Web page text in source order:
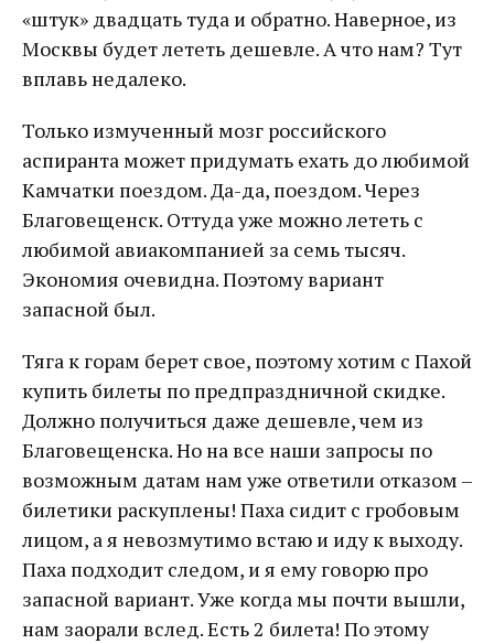
«штук» двадцать туда и обратно. Наверное, из
Москвы будет лететь дешевле. А что нам? Тут
вплавь недалеко.
Только измученный мозг российского
аспиранта может придумать ехать до любимой
Камчатки поездом. Да-да, поездом. Через
Благовещенск. Оттуда уже можно лететь с
любимой авиакомпанией за семь тысяч.
Экономия очевидна. Поэтому вариант
запасной был.
Тяга к горам берет свое, поэтому хотим с Пахой
купить билеты по предпраздничной скидке.
Должно получиться даже дешевле, чем из
Благовещенска. Но на все наши запросы по
возможным датам нам уже ответили отказом –
билетики раскуплены! Паха сидит с гробовым
лицом, а я невозмутимо встаю и иду к выходу.
Паха подходит следом, и я ему говорю про
запасной вариант. Уже когда мы почти вышли,
нам заорали вслед. Есть 2 билета! По этому